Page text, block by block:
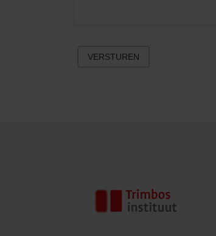
VERSTUREN